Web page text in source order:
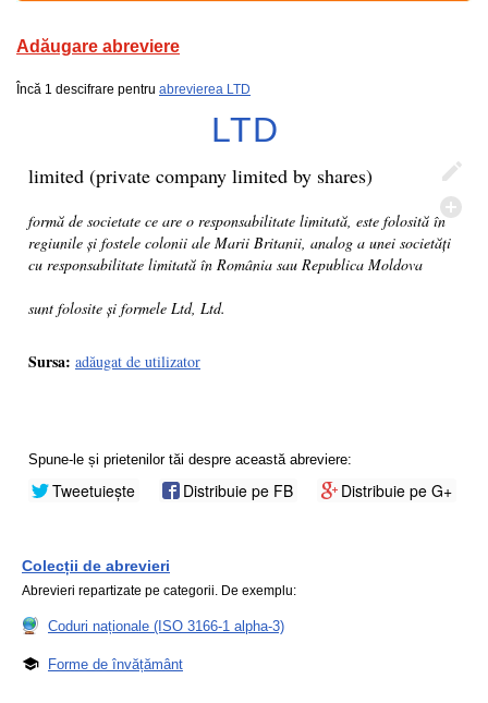
Adăugare abreviere
Încă 1 descifrare pentru abrevierea LTD
LTD
limited (private company limited by shares)
formă de societate ce are o responsabilitate limitată, este folosită în
regiunile și fostele colonii ale Marii Britanii, analog a unei societăți
cu responsabilitate limitată în România sau Republica Moldova
sunt folosite și formele Ltd, Ltd.
Sursa: adăugat de utilizator
Spune-le și prietenilor tăi despre această abreviere:
Tweetuiește Distribuie pe FB Distribuie pe G+
Colecții de abrevieri
Abrevieri repartizate pe categorii. De exemplu:
Coduri naționale (ISO 3166-1 alpha-3)
Forme de învățământ